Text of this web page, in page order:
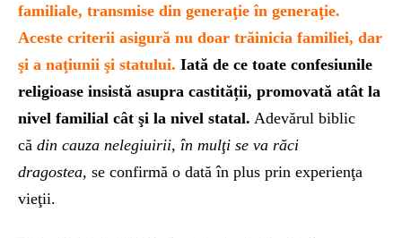
familiale, transmise din generaţie în generaţie.
Aceste criterii asigură nu doar trăinicia familiei, dar
şi a naţiunii şi statului. Iată de ce toate confesiunile
religioase insistă asupra castității, promovată atât la
nivel familial cât şi la nivel statal. Adevărul biblic
că din cauza nelegiuirii, în mulţi se va răci
dragostea, se confirmă o dată în plus prin experienţa
vieţii.